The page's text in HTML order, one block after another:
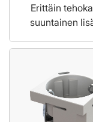
Erittäin
suuntainen